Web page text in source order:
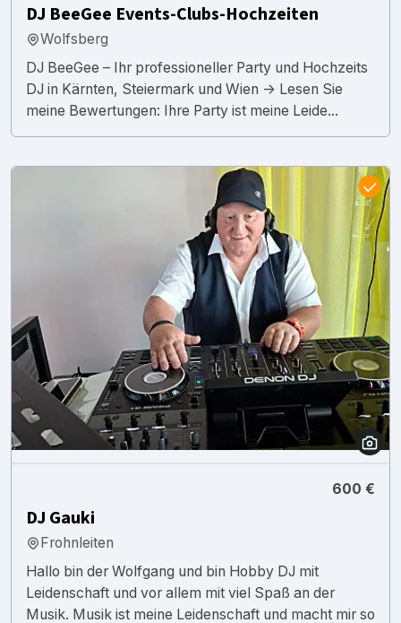
DJ BeeGee Events-Clubs-Hochzeiten
Wolfsberg
DJ BeeGee – Ihr professioneller Party und Hochzeits
DJ in Kärnten, Steiermark und Wien -> Lesen Sie
meine Bewertungen: Ihre Party ist meine Leide...
600 €
DJ Gauki
Frohnleiten
Hallo bin der Wolfgang und bin Hobby DJ mit
Leidenschaft und vor allem mit viel Spaß an der
Musik. Musik ist meine Leidenschaft und macht mir so